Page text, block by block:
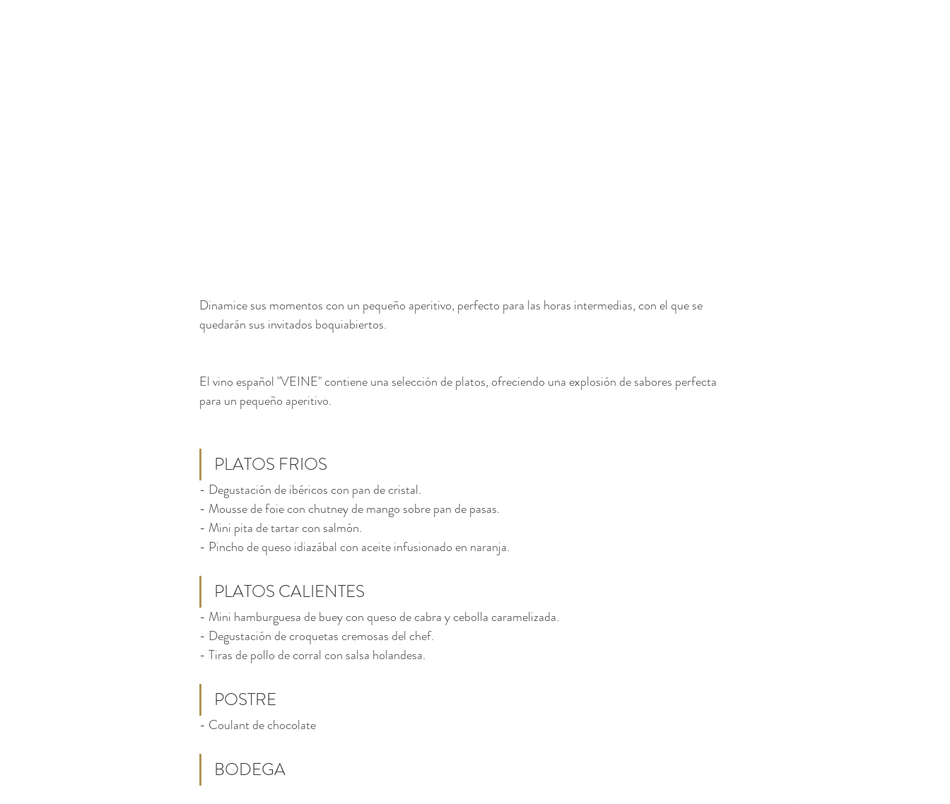
Dinamice sus momentos con un pequeño aperitivo, perfecto para las horas intermedias, con el que se
quedarán sus invitados boquiabiertos.
El vino español "VEINE" contiene una selección de platos, ofreciendo una explosión de sabores perfecta
para un pequeño aperitivo.
PLATOS FRIOS
- Degustación de ibéricos con pan de cristal.
- Mousse de foie con chutney de mango sobre pan de pasas.
- Mini pita de tartar con salmón.
- Pincho de queso idiazábal con aceite infusionado en naranja.
PLATOS CALIENTES
- Mini hamburguesa de buey con queso de cabra y cebolla caramelizada.
- Degustación de croquetas cremosas del chef.
- Tiras de pollo de corral con salsa holandesa.
POSTRE
- Coulant de chocolate
BODEGA